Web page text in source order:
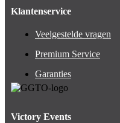
Klantenservice
Veelgestelde vragen
Premium Service
Garanties
Victory Events